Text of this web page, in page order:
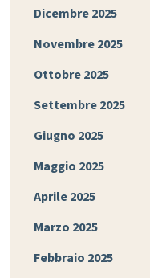
Dicembre 2025
Novembre 2025
Ottobre 2025
Settembre 2025
Giugno 2025
Maggio 2025
Aprile 2025
Marzo 2025
Febbraio 2025